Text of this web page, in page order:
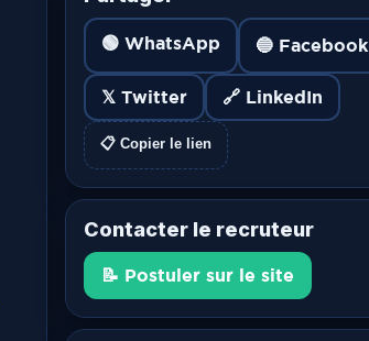
🟢 WhatsApp 🔵 Facebook
𝕏 Twitter 🔗 LinkedIn
📋 Copier le lien
Contacter le recruteur
📝 Postuler sur le site